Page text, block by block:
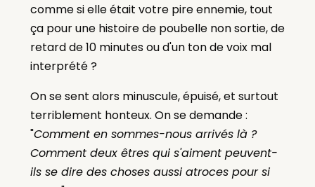
comme si elle était votre pire ennemie, tout
ça pour une histoire de poubelle non sortie, de
retard de 10 minutes ou d'un ton de voix mal
interprété ?
On se sent alors minuscule, épuisé, et surtout
terriblement honteux. On se demande :
"Comment en sommes-nous arrivés là ?
Comment deux êtres qui s'aiment peuvent-
ils se dire des choses aussi atroces pour si